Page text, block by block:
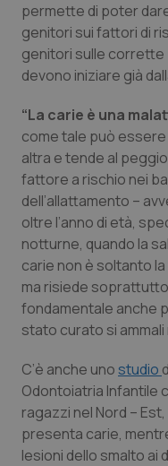
Marche
Molise
Piemonte
Provincia
Provincia
Puglia
Sardegna
Sicilia
Toscana
Umbria
Donna & Salute
Epatiti
Infezioni &
Ipertensione &
Malattie rare
Malattia di
Neuroscienze
Obesità
Oftalmologia
permette di poter
genitori sui fattori di
genitori sulle corrette
devono iniziare già
“La carie è una
come tale può essere
altra e tende al
fattore a rischio nei
dell’allattamento –
oltre l’anno di età,
notturne, quando la
carie non è soltanto
ma risiede
fondamentale anche
stato curato si ammali
C’è anche unostudio
Odontoiatria Infantile
ragazzi nel Nord –
presenta carie,
lesioni dello smalto ai